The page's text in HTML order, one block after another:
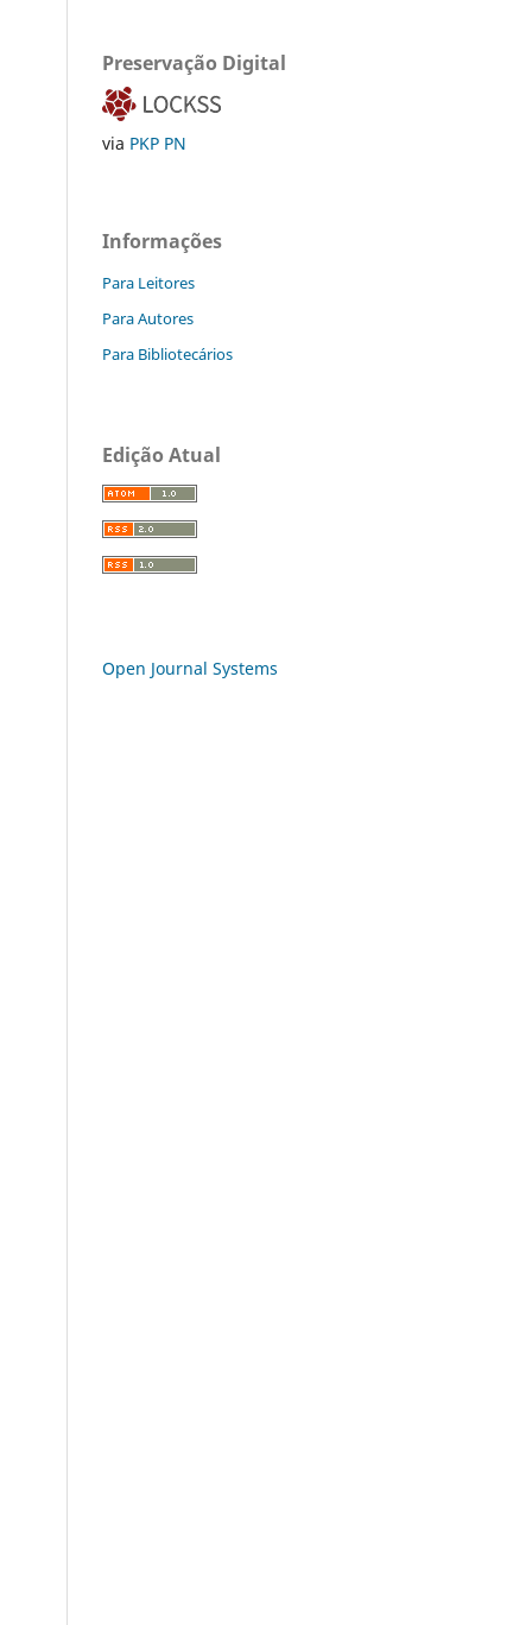
Preservação Digital
via PKP PN
Informações
Para Leitores
Para Autores
Para Bibliotecários
Edição Atual
Open Journal Systems